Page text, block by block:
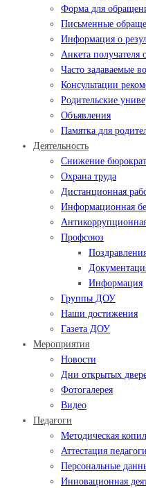
Форма для
Письменные
Информация о
Анкета получателя
Часто задаваемые
Консультации
Родительские
Объявления
Памятка для
Деятельность
Снижение
Охрана труда
Дистанционная
Информационная
Профсоюз
Информация
Группы ДОУ
Наши достижения
Газета ДОУ
Мероприятия
Новости
Дни открытых
Фотогалерея
Видео
Педагоги
Методическая
Аттестация
Персональные
Инновационная